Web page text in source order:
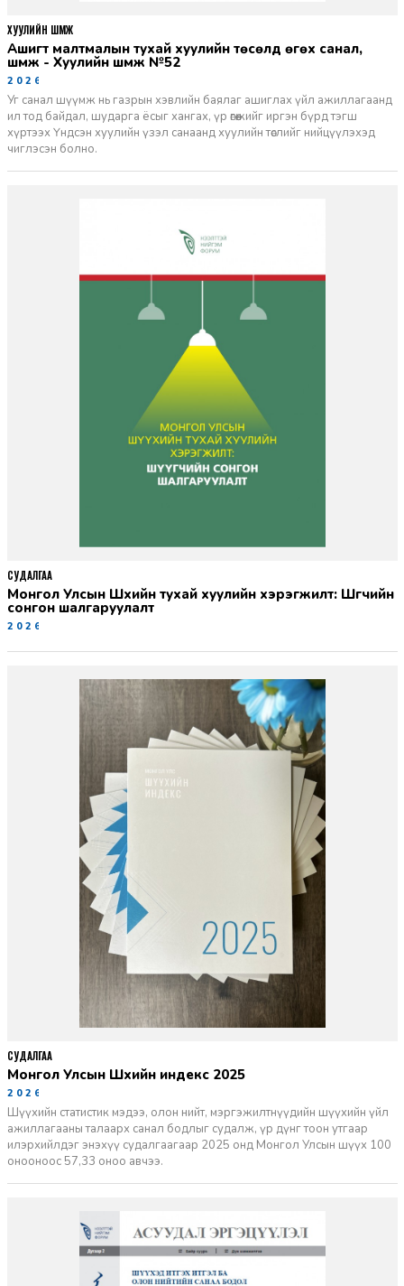
Ашигт малтмалын тухай хуулийн төсөлд өгөх санал,
шүүмж - Хуулийн шүүмж №52
2026-06-29
Уг санал шүүмж нь газрын хэвлийн баялаг ашиглах үйл ажиллагаанд
ил тод байдал, шударга ёсыг хангах, үр өгөөжийг иргэн бүрд тэгш
хүртээх Үндсэн хуулийн үзэл санаанд хуулийн төслийг нийцүүлэхэд
чиглэсэн болно.
ХУУЛИЙН ШҮҮМЖ
Монгол Улсын Шүүхийн тухай хуулийн хэрэгжилт: Шүүгчийн
сонгон шалгаруулалт
2026-06-19
СУДАЛГАА
Монгол Улсын Шүүхийн индекс 2025
2026-06-11
Шүүхийн статистик мэдээ, олон нийт, мэргэжилтнүүдийн шүүхийн үйл
ажиллагааны талаарх санал бодлыг судалж, үр дүнг тоон утгаар
илэрхийлдэг энэхүү судалгаагаар 2025 онд Монгол Улсын шүүх 100
онооноос 57,33 оноо авчээ.
СУДАЛГАА